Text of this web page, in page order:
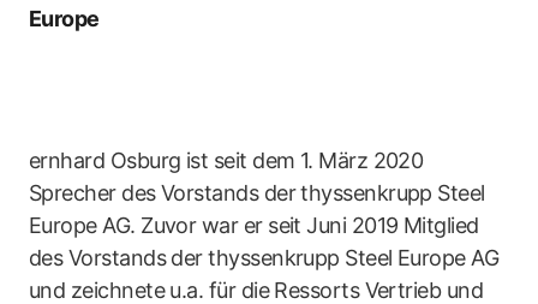
Europe
ernhard Osburg ist seit dem 1. März 2020
Sprecher des Vorstands der thyssenkrupp Steel
Europe AG. Zuvor war er seit Juni 2019 Mitglied
des Vorstands der thyssenkrupp Steel Europe AG
und zeichnete u.a. für die Ressorts Vertrieb und